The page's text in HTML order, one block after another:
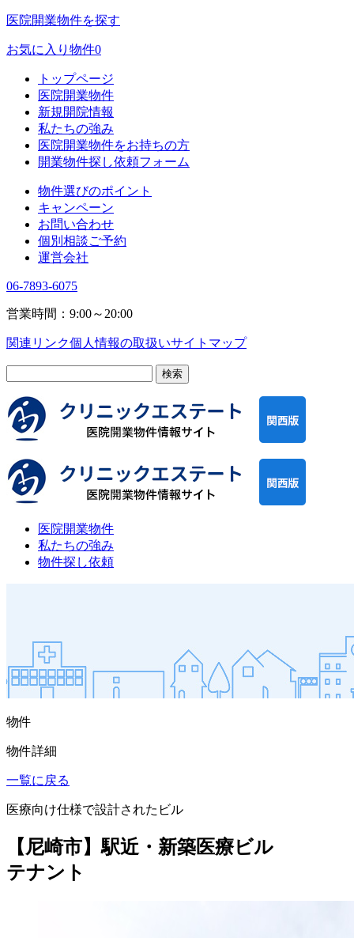
医院開業物件を探す
お気に入り物件0
トップページ
医院開業物件
新規開院情報
私たちの強み
医院開業物件をお持ちの方
開業物件探し依頼フォーム
物件選びのポイント
キャンペーン
お問い合わせ
個別相談ご予約
運営会社
06-7893-6075
営業時間：9:00～20:00
関連リンク個人情報の取扱いサイトマップ
医院開業物件
私たちの強み
物件探し依頼
物件
物件詳細
一覧に戻る
医療向け仕様で設計されたビル
【尼崎市】駅近・新築医療ビル
テナント